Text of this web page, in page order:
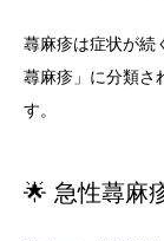
蕁麻疹は症状が続
蕁麻疹」に分類さ
す。
🌟 急性蕁麻